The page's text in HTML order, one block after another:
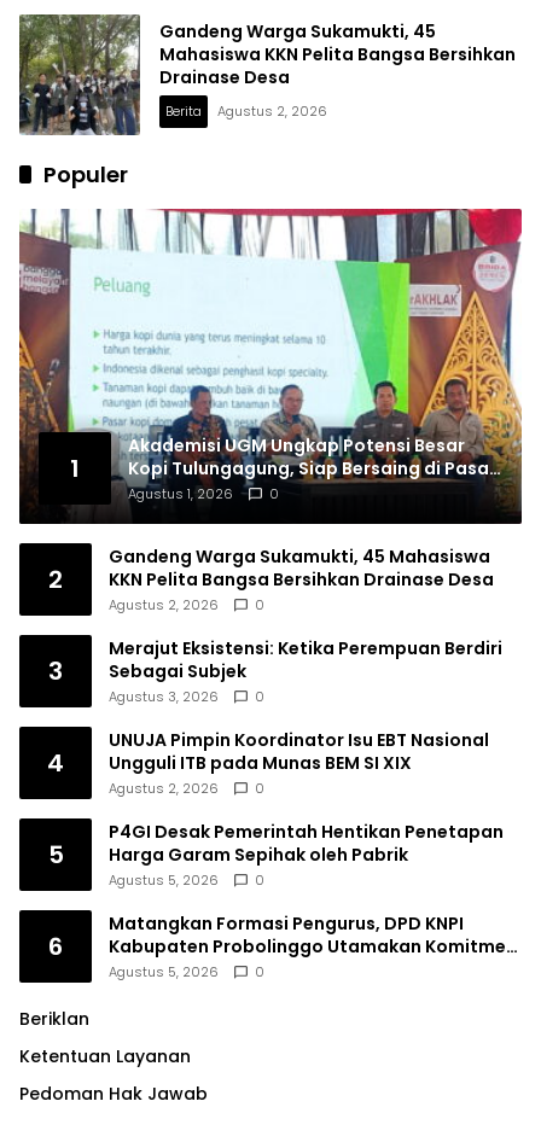
Gandeng Warga Sukamukti, 45
Mahasiswa KKN Pelita Bangsa Bersihkan
Drainase Desa
Berita Agustus 2, 2026
Populer
1
Akademisi UGM Ungkap Potensi Besar
Kopi Tulungagung, Siap Bersaing di Pasar
Nasional hingga Dunia
Agustus 1, 2026 0
2
Gandeng Warga Sukamukti, 45 Mahasiswa
KKN Pelita Bangsa Bersihkan Drainase Desa
Agustus 2, 2026 0
3
Merajut Eksistensi: Ketika Perempuan Berdiri
Sebagai Subjek
Agustus 3, 2026 0
4
UNUJA Pimpin Koordinator Isu EBT Nasional
Ungguli ITB pada Munas BEM SI XIX
Agustus 2, 2026 0
5
P4GI Desak Pemerintah Hentikan Penetapan
Harga Garam Sepihak oleh Pabrik
Agustus 5, 2026 0
6
Matangkan Formasi Pengurus, DPD KNPI
Kabupaten Probolinggo Utamakan Komitmen
dan Kinerja
Agustus 5, 2026 0
Beriklan
Ketentuan Layanan
Pedoman Hak Jawab